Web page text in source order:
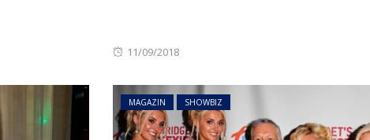
Posted
11/09/2018
MAGAZIN SHOWBIZ